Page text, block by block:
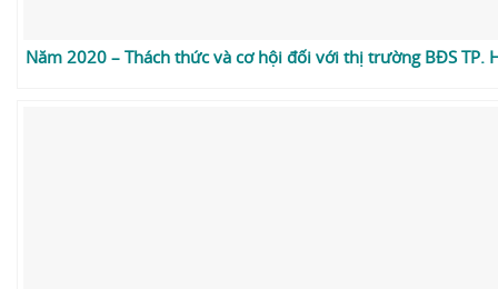
Năm 2020 – Thách thức và cơ hội đối với thị trường BĐS TP.